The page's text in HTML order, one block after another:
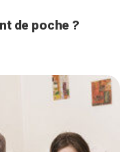
de poche ?